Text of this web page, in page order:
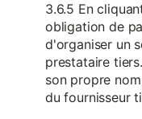
3.6.5 En
obligation de
d'organiser un
prestataire
son propre
du fournisseur